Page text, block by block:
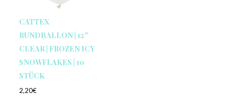
CATTEX
RUNDBALLON | 12″
CLEAR | FROZEN ICY
SNOWFLAKES | 10
STÜCK
2,20€